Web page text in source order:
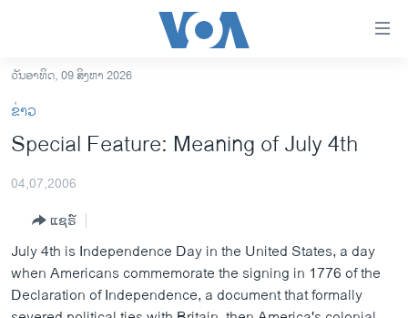
ເຂົ້າ
ຫາ
ຂ້າມ
ໄປ
ຄົ້ນ
ອາເມຣິກາ
ການເລືອກຕັ້ງ ປະທານາທີບໍດີ ສະຫະລັດ 2024
ຂ່າວ​ຈີນ
ໂລກ
ເອເຊຍ
ວັນອາທິດ, 09 ສິງຫາ 2026
ຂ່າວ
Special Feature: Meaning of July 4th
04,07,2006
ແຊຣ໌
July 4th is Independence Day in the United States, a day
when Americans commemorate the signing in 1776 of the
Declaration of Independence, a document that formally